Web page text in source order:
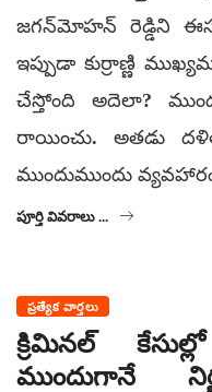
జగన్‌మోహన్‌ రెడ్డిని
ఇప్పుడా కుర్రాణ్ణి
చేస్తోంది అదెలా?
రాయించు. అతడు
ముందుముందు
పూర్తి వివరాలు ...
ప్రత్యేక వార్తలు
క్రిమినల్
ముందుగానే